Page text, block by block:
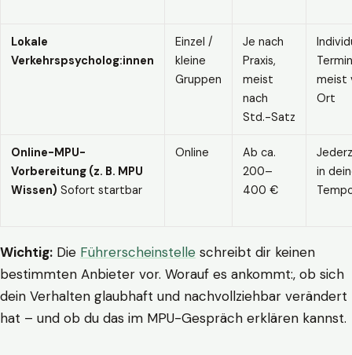
Lokale
Verkehrspsycholog:innen
Einzel /
kleine
Gruppen
Je nach
Praxis,
meist
nach
Std.-Satz
meist
Ort
Online-MPU-
Vorbereitung (z. B. MPU
Wissen) Sofort startbar
Online
Ab ca.
200–
400 €
in
Wichtig: Die Führerscheinstelle schreibt dir keinen
bestimmten Anbieter vor. Worauf es ankommt:, ob sich
dein Verhalten glaubhaft und nachvollziehbar verändert
hat – und ob du das im MPU-Gespräch erklären kannst.